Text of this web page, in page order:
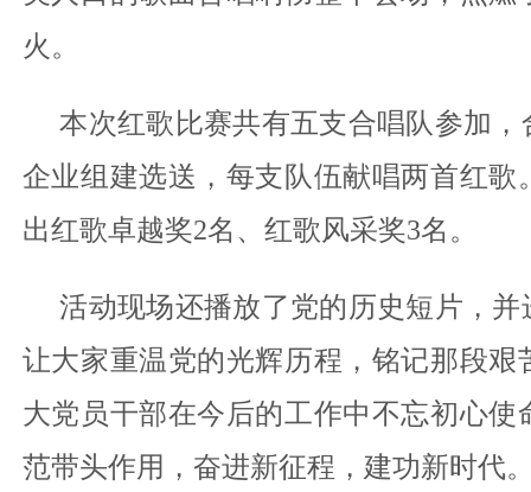
火。
本次红歌比赛共有五支合唱队参加，
企业组建选送，每支队伍献唱两首红
出红歌卓越奖2名、红歌风采奖3名。
活动现场还播放了党的历史短片，并
让大家重温党的光辉历程，铭记那段
大党员干部在今后的工作中不忘初心
范带头作用，奋进新征程，建功新时代